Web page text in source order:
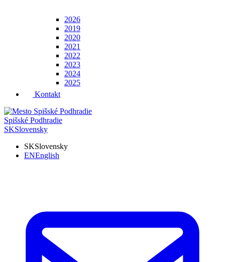
2026
2019
2020
2021
2022
2023
2024
2025
Kontakt
Spišské Podhradie
SKSlovensky
SKSlovensky
ENEnglish